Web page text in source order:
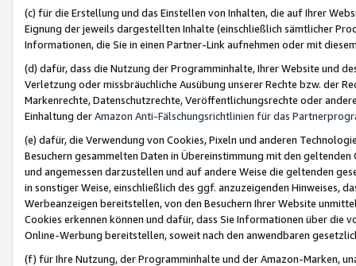
(c) für die Erstellung und das Einstellen von Inhalten, die auf Ihrer
Eignung der jeweils dargestellten Inhalte (einschließlich sämtlicher
Informationen, die Sie in einen Partner-Link aufnehmen oder mit
(d) dafür, dass die Nutzung der Programminhalte, Ihrer Website und
Verletzung oder missbräuchliche Ausübung unserer Rechte bzw. der
Markenrechte, Datenschutzrechte, Veröffentlichungsrechte oder
Einhaltung derAmazon Anti-Fälschungsrichtlinien für das
(e) dafür, die Verwendung von Cookies, Pixeln und anderen
Besuchern gesammelten Daten in Übereinstimmung mit den
und angemessen darzustellen und auf andere Weise die geltenden
in sonstiger Weise, einschließlich des ggf. anzuzeigenden Hinweises,
Werbeanzeigen bereitstellen, von den Besuchern Ihrer Website
Cookies erkennen können und dafür, dass Sie Informationen über die
Online-Werbung bereitstellen, soweit nach den anwendbaren
(f) für Ihre Nutzung, der Programminhalte und der Amazon-Marken,